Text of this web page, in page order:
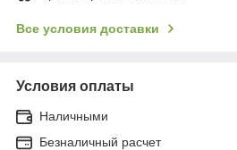
Все условия доставки
Условия оплаты
Наличными
Безналичный расчет